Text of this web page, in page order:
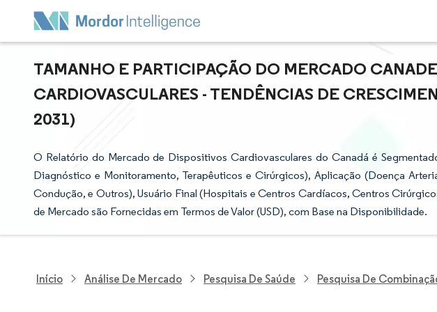
TAMANHO E PARTICIPAÇÃO DO MERCADO
CARDIOVASCULARES - TENDÊNCIAS DE
2031)
O Relatório do Mercado de Dispositivos Cardiovasculares do Canadá é
Diagnóstico e Monitoramento, Terapêuticos e Cirúrgicos), Aplicação (Doença
Condução, e Outros), Usuário Final (Hospitais e Centros Cardíacos, Centros
de Mercado são Fornecidas em Termos de Valor (USD), com Base na Disponibilidade.
Início Análise De Mercado Pesquisa De Saúde Pesquisa De